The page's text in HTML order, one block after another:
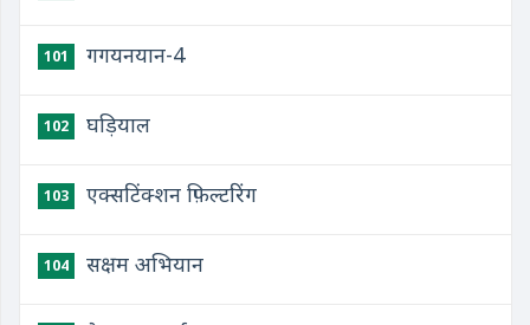
101 गगयनयान-4
102 घड़ियाल
103 एक्सटिंक्शन फ़िल्टरिंग
104 सक्षम अभियान